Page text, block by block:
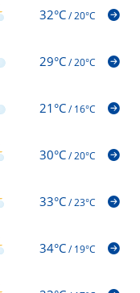
32°C/20°C
29°C/20°C
21°C/16°C
30°C/20°C
33°C/23°C
34°C/19°C